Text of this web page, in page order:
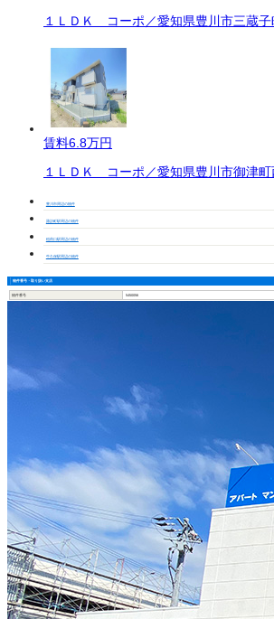
１ＬＤＫ コーポ／愛知県豊川市三蔵
賃料6.8万円
１ＬＤＫ コーポ／愛知県豊川市御津
豊川市周辺の物件
諏訪町駅周辺の物件
稲荷口駅周辺の物件
牛久保駅周辺の物件
物件番号・取り扱い支店
物件番号 5450056